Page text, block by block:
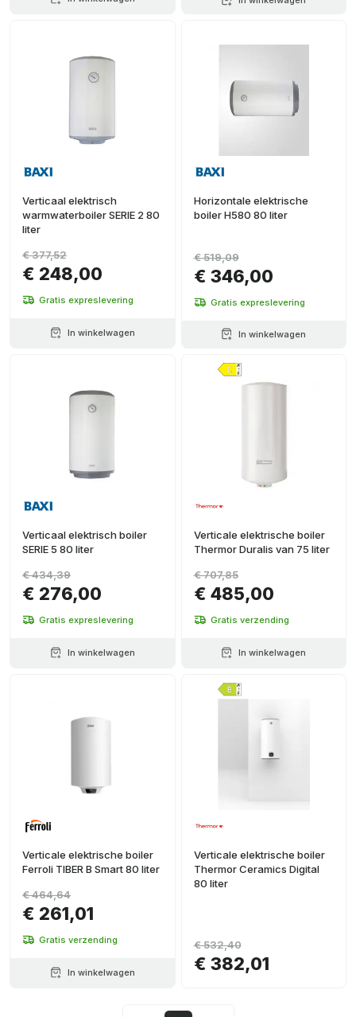
Verticaal elektrisch
warmwaterboiler SERIE 2 80
liter
€ 248,00
€ 377,52
Gratis expreslevering
In winkelwagen
Horizontale elektrische
boiler H580 80 liter
€ 346,00
€ 519,09
Gratis expreslevering
In winkelwagen
Verticaal elektrisch boiler
SERIE 5 80 liter
€ 276,00
€ 434,39
Gratis expreslevering
In winkelwagen
Verticale elektrische boiler
Thermor Duralis van 75 liter
€ 485,00
€ 707,85
Gratis verzending
In winkelwagen
Verticale elektrische boiler
Ferroli TIBER B Smart 80 liter
€ 261,01
€ 464,64
Gratis verzending
In winkelwagen
Verticale elektrische boiler
Thermor Ceramics Digital
80 liter
€ 382,01
€ 532,40